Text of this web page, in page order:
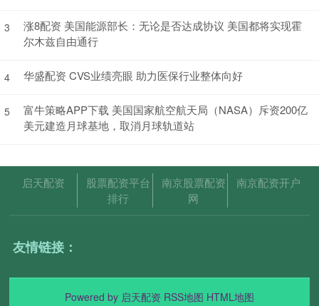
3
涨8配资 美国能源部长：无论是否达成协议 美国都将实现霍
尔木兹自由通行
4 华盛配资 CVS业绩亮眼 助力医保行业整体向好
5
富牛策略APP下载 美国国家航空航天局（NASA）斥资200亿
美元建造月球基地，取消月球轨道站
启天配资
股票配资平台
排行
南京股票配资
网
南京配资开户
友情链接：
Powered by 启天配资 RSS地图 HTML地图